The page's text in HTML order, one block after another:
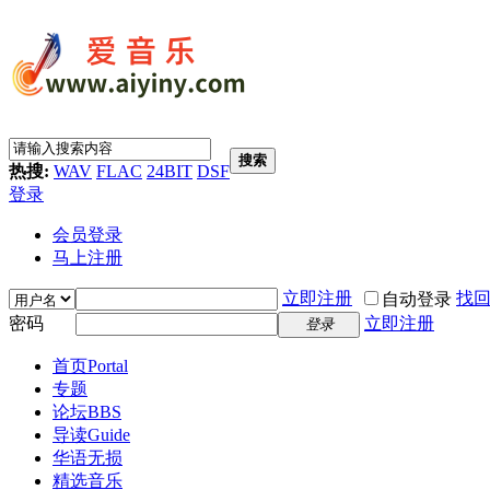
热搜: WAV FLAC 24BIT DSF
搜索
登录
会员登录
马上注册
立即注册 自动登录 找
密码
登录 立即注册
首页Portal
专题
论坛BBS
导读Guide
华语无损
精选音乐